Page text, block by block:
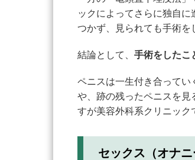
ックによってさらに独自
つかず、見られても手術を
結論として、 手術をしたこ
ペニスは一生付き合ってい
や、跡の残ったペニスを見
すが美容外科系クリニック
セックス（オナ